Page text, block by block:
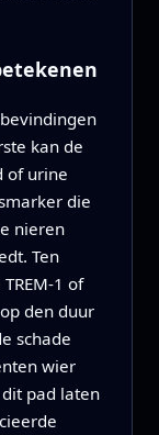
kan de
of urine
die
nieren
Ten
1 of
den duur
schade
wier
pad laten